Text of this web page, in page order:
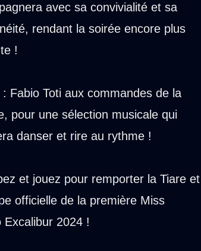
avec sa convivialité et sa
rendant la soirée encore plus
!
: Fabio Toti aux commandes de la
pour une sélection musicale qui
danser et rire au rythme !
et jouez pour remporter la Tiare et
officielle de la première Miss
Excalibur 2024 !